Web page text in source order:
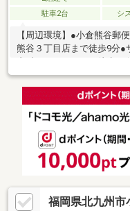
駐車2台
シ
【周辺環境】●小倉熊谷郵
熊谷３丁目店まで徒歩9分●
福岡県北九州市